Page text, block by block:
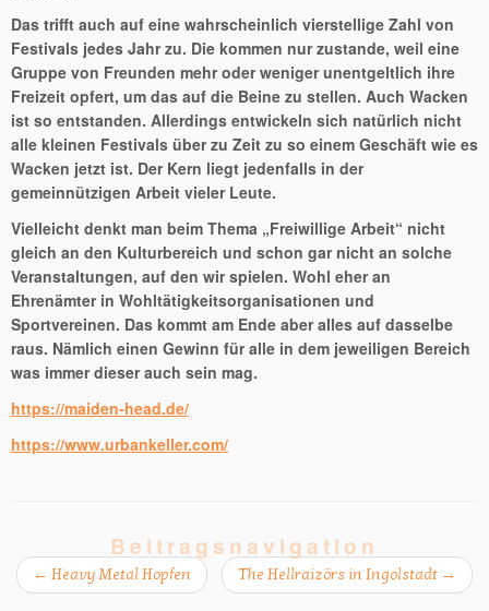
Das trifft auch auf eine wahrscheinlich vierstellige Zahl von
Festivals jedes Jahr zu. Die kommen nur zustande, weil eine
Gruppe von Freunden mehr oder weniger unentgeltlich ihre
Freizeit opfert, um das auf die Beine zu stellen. Auch Wacken
ist so entstanden. Allerdings entwickeln sich natürlich nicht
alle kleinen Festivals über zu Zeit zu so einem Geschäft wie es
Wacken jetzt ist. Der Kern liegt jedenfalls in der
gemeinnützigen Arbeit vieler Leute.
Vielleicht denkt man beim Thema „Freiwillige Arbeit“ nicht
gleich an den Kulturbereich und schon gar nicht an solche
Veranstaltungen, auf den wir spielen. Wohl eher an
Ehrenämter in Wohltätigkeitsorganisationen und
Sportvereinen. Das kommt am Ende aber alles auf dasselbe
raus. Nämlich einen Gewinn für alle in dem jeweiligen Bereich
was immer dieser auch sein mag.
https://maiden-head.de/
https://www.urbankeller.com/
Beitragsnavigation
← Heavy Metal Hopfen The Hellraizörs in Ingolstadt →